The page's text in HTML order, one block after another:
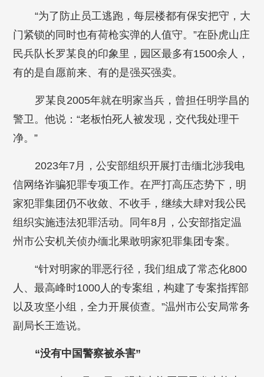
“为了防止员工逃跑，每层楼都有保安把守，大
门紧锁的同时也有荷枪实弹的人值守。”在卧虎山庄
民兵队长罗某良的印象里，园区最多有1500余人，
有的是自愿前来、有的是强买强卖。
罗某良2005年就在明家当兵，曾担任明学昌的
警卫。他说：“老板怕死人被发现，交代我处理干
净。”
2023年7月，公安部组织开展打击缅北涉我电
信网络诈骗犯罪专项工作。在严打高压态势下，明
家犯罪集团仍不收敛、不收手，继续大肆对我公民
组织实施违法犯罪活动。同年8月，公安部指定温
州市公安机关侦办缅北果敢明家犯罪集团专案。
“针对明家的罪恶行径，我们组成了常态化800
人、最高峰时1000人的专案组，构建了专案指挥部
以及攻坚小组，全力开展侦查。”温州市公安局常务
副局长王造说。
“没有中国警察被杀害”